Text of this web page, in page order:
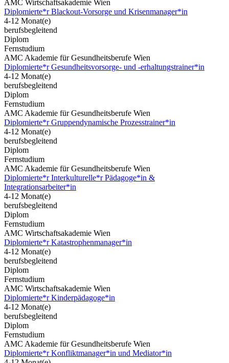
AMC Wirtschaftsakademie Wien
Diplomierte*r Blackout-Vorsorge und Krisenmanager*in
4-12 Monat(e)
berufsbegleitend
Diplom
Fernstudium
AMC Akademie für Gesundheitsberufe Wien
Diplomierte*r Gesundheitsvorsorge- und -erhaltungstrainer*in
4-12 Monat(e)
berufsbegleitend
Diplom
Fernstudium
AMC Akademie für Gesundheitsberufe Wien
Diplomierte*r Gruppendynamische Prozesstrainer*in
4-12 Monat(e)
berufsbegleitend
Diplom
Fernstudium
AMC Akademie für Gesundheitsberufe Wien
Diplomierte*r Interkulturelle*r Pädagoge*in &
Integrationsarbeiter*in
4-12 Monat(e)
berufsbegleitend
Diplom
Fernstudium
AMC Wirtschaftsakademie Wien
Diplomierte*r Katastrophenmanager*in
4-12 Monat(e)
berufsbegleitend
Diplom
Fernstudium
AMC Wirtschaftsakademie Wien
Diplomierte*r Kinderpädagoge*in
4-12 Monat(e)
berufsbegleitend
Diplom
Fernstudium
AMC Akademie für Gesundheitsberufe Wien
Diplomierte*r Konfliktmanager*in und Mediator*in